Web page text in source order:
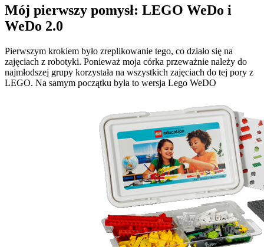
Mój pierwszy pomysł: LEGO WeDo i
WeDo 2.0
Pierwszym krokiem było zreplikowanie tego, co działo się na
zajęciach z robotyki. Ponieważ moja córka przeważnie należy do
najmłodszej grupy korzystała na wszystkich zajęciach do tej pory z
LEGO. Na samym początku była to wersja Lego WeDO